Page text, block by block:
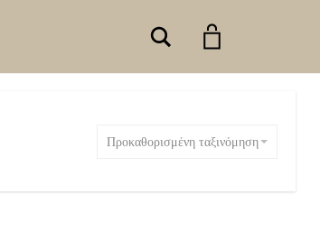
Search
Προκαθορισμένη ταξινόμηση